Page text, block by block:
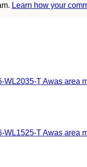
Learn how your
WL2035-T Awas area
WL1525-T Awas area